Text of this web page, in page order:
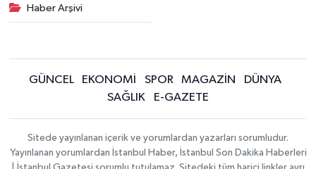
Haber Arşivi
GÜNCEL EKONOMİ SPOR MAGAZİN
DÜNYA
SAĞLIK
E-GAZETE
Sitede yayınlanan içerik ve yorumlardan yazarları sorumludur.
Yayınlanan yorumlardan İstanbul Haber, İstanbul Son Dakika Haberleri